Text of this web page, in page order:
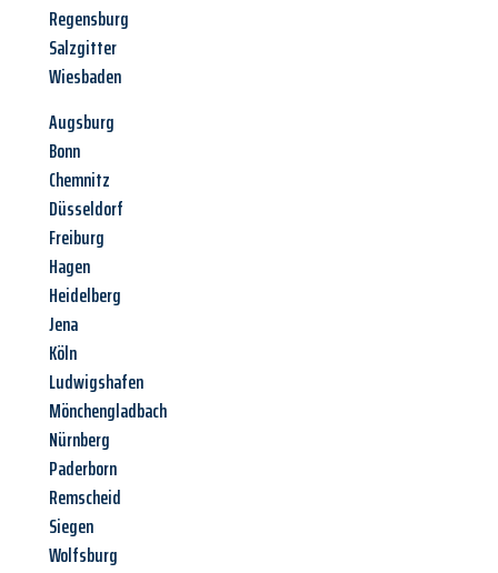
Regensburg
Salzgitter
Wiesbaden
Augsburg
Bonn
Chemnitz
Düsseldorf
Freiburg
Hagen
Heidelberg
Jena
Köln
Ludwigshafen
Mönchengladbach
Nürnberg
Paderborn
Remscheid
Siegen
Wolfsburg